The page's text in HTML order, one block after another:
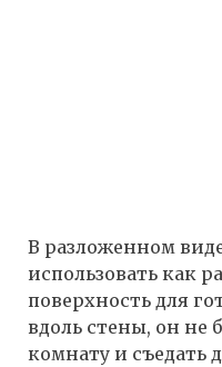
В разложенном
использовать как
поверхность для
вдоль стены, он не
комнату и съедать